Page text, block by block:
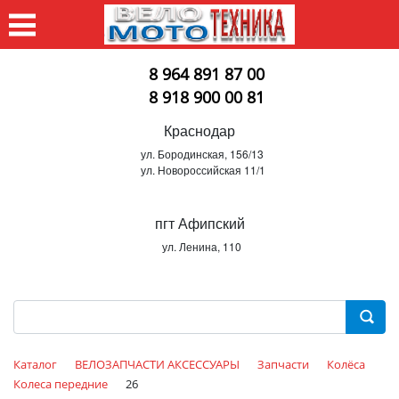
8 964 891 87 00
8 918 900 00 81
Краснодар
ул. Бородинская, 156/13
ул. Новороссийская 11/1
пгт Афипский
ул. Ленина, 110
Каталог ВЕЛОЗАПЧАСТИ АКСЕССУАРЫ Запчасти
Колёса
Колеса передние
26